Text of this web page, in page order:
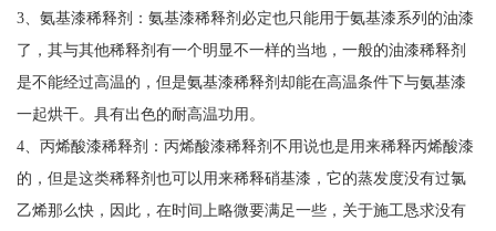
3、氨基漆稀释剂：氨基漆稀释剂必定也只能用于氨基漆系列的油漆
了，其与其他稀释剂有一个明显不一样的当地，一般的油漆稀释剂
是不能经过高温的，但是氨基漆稀释剂却能在高温条件下与氨基漆
一起烘干。具有出色的耐高温功用。
4、丙烯酸漆稀释剂：丙烯酸漆稀释剂不用说也是用来稀释丙烯酸漆
的，但是这类稀释剂也可以用来稀释硝基漆，它的蒸发度没有过氯
乙烯那么快，因此，在时间上略微要满足一些，关于施工恳求没有